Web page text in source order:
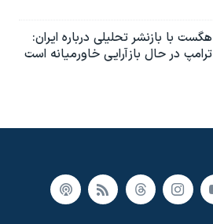
هگست با بازنشر تحلیلی درباره ایران:
ترامپ در حال بازآرایی خاورمیانه است